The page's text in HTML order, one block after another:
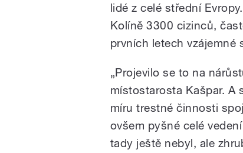
lidé z celé střední
Kolíně 3300 cizinců,
prvních letech vzájemné
„Projevilo se to na
místostarosta Kašpar. A
míru trestné činnosti
ovšem pyšné celé
tady ještě nebyl, ale